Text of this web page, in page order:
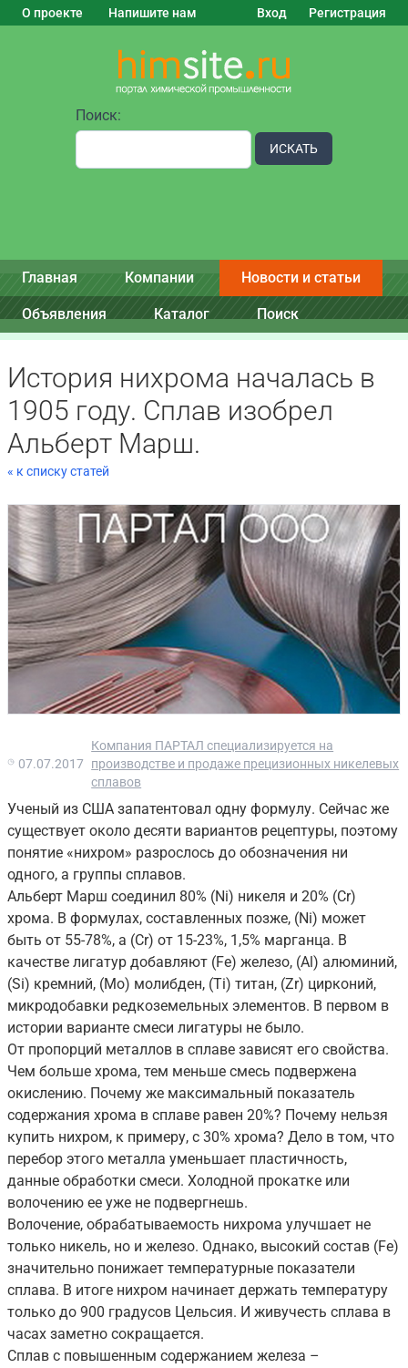
О проекте Напишите нам Вход Регистрация
Поиск:
ИСКАТЬ
Главная Компании Новости и статьи
Объявления Каталог Поиск
История нихрома началась в
1905 году. Сплав изобрел
Альберт Марш.
« к списку статей
07.07.2017
Компания ПАРТАЛ специализируется на
производстве и продаже прецизионных никелевых
сплавов
Ученый из США запатентовал одну формулу. Сейчас же
существует около десяти вариантов рецептуры, поэтому
понятие «нихром» разрослось до обозначения ни
одного, а группы сплавов.
Альберт Марш соединил 80% (Ni) никеля и 20% (Cr)
хрома. В формулах, составленных позже, (Ni) может
быть от 55-78%, а (Cr) от 15-23%, 1,5% марганца. В
качестве лигатур добавляют (Fe) железо, (Al) алюминий,
(Si) кремний, (Mo) молибден, (Ti) титан, (Zr) цирконий,
микродобавки редкоземельных элементов. В первом в
истории варианте смеси лигатуры не было.
От пропорций металлов в сплаве зависят его свойства.
Чем больше хрома, тем меньше смесь подвержена
окислению. Почему же максимальный показатель
содержания хрома в сплаве равен 20%? Почему нельзя
купить нихром, к примеру, с 30% хрома? Дело в том, что
перебор этого металла уменьшает пластичность,
данные обработки смеси. Холодной прокатке или
волочению ее уже не подвергнешь.
Волочение, обрабатываемость нихрома улучшает не
только никель, но и железо. Однако, высокий состав (Fe)
значительно понижает температурные показатели
сплава. В итоге нихром начинает держать температуру
только до 900 градусов Цельсия. И живучесть сплава в
часах заметно сокращается.
Сплав с повышенным содержанием железа –